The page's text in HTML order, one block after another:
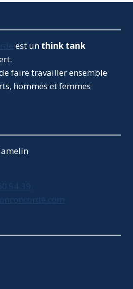
est un think tank
faire travailler ensemble
hommes et femmes